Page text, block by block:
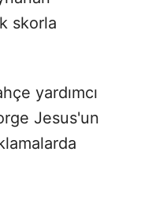
skorla
yardımcı
Jesus'un